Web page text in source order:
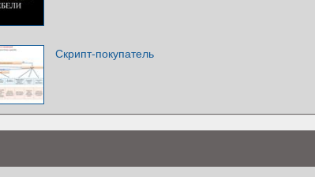
Скрипт-покупатель